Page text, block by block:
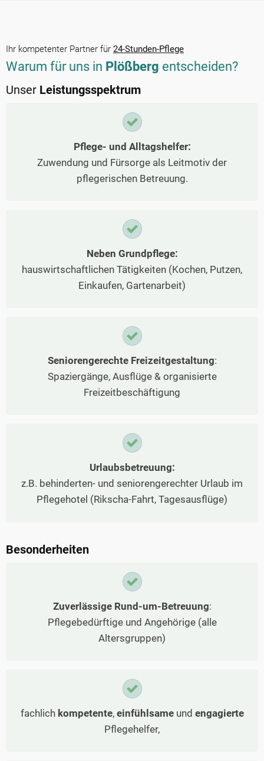
Ihr kompetenter Partner für 24-Stunden-Pflege
Warum für uns in Plößberg entscheiden?
Unser Leistungsspektrum
Pflege- und Alltagshelfer:
Zuwendung und Fürsorge als Leitmotiv der
pflegerischen Betreuung.
Neben Grundpflege:
hauswirtschaftlichen Tätigkeiten (Kochen, Putzen,
Einkaufen, Gartenarbeit)
Seniorengerechte Freizeitgestaltung:
Spaziergänge, Ausflüge & organisierte
Freizeitbeschäftigung
Urlaubsbetreuung:
z.B. behinderten- und seniorengerechter Urlaub im
Pflegehotel (Rikscha-Fahrt, Tagesausflüge)
Besonderheiten
Zuverlässige Rund-um-Betreuung:
Pflegebedürftige und Angehörige (alle
Altersgruppen)
fachlich kompetente, einfühlsameund engagierte
Pflegehelfer,